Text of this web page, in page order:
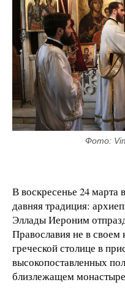
Фото:
В воскресенье 24
давняя традиция:
Эллады Иероним
Православия не в
греческой столице в
высокопоставленных
близлежащем